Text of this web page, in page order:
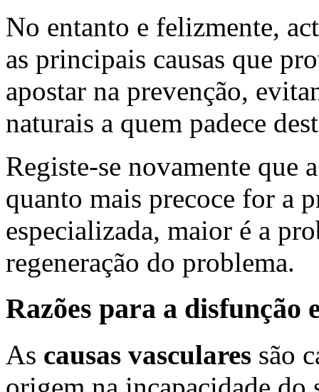
No entanto e felizmente,
as principais causas que
apostar na prevenção,
naturais a quem padece
Registe-se novamente que
quanto mais precoce for a
especializada, maior é a
regeneração do problema.
Razões para a disfunção
As causas vasculares são